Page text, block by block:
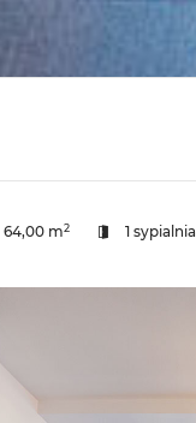
64,00 m2 1 sypialnia